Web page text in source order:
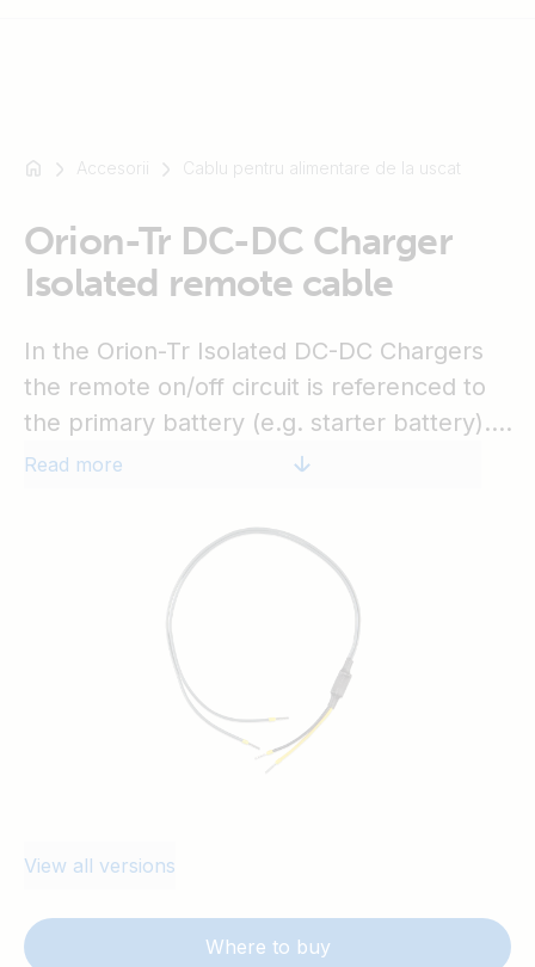
SmartSolar
Multiplus-
SmartShunt
Accesorii Cablu pentru alimentare de la uscat
Orion-Tr DC-DC Charger
Isolated remote cable
In the Orion-Tr Isolated DC-DC Chargers
the remote on/off circuit is referenced to
the primary battery (e.g. starter battery).
The Orion-Tr DC-DC Charger Isolated
where the remote on/off signal is
referenced to the secondary battery (e.g.
lithium battery with BMS).
Read more
View all versions
Where to buy